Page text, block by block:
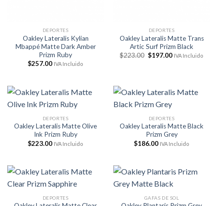
DEPORTES
Oakley Lateralis Kylian
Mbappé Matte Dark Amber
Prizm Ruby
$257.00 IVA Incluido
DEPORTES
Oakley Lateralis Matte Trans
Artic Surf Prizm Black
$223.00 El
$197.00ElIVA Incluido
DEPORTES
Oakley Lateralis Matte Olive
Ink Prizm Ruby
$223.00 IVA Incluido
DEPORTES
Oakley Lateralis Matte Black
Prizm Grey
$186.00 IVA Incluido
DEPORTES GAFAS DE SOL